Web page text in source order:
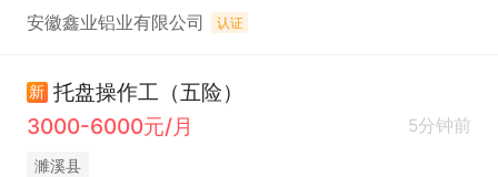
安徽鑫业铝业有限公司 认证
新 托盘操作工（五险）
3000-6000元/月
5分钟前
濉溪县